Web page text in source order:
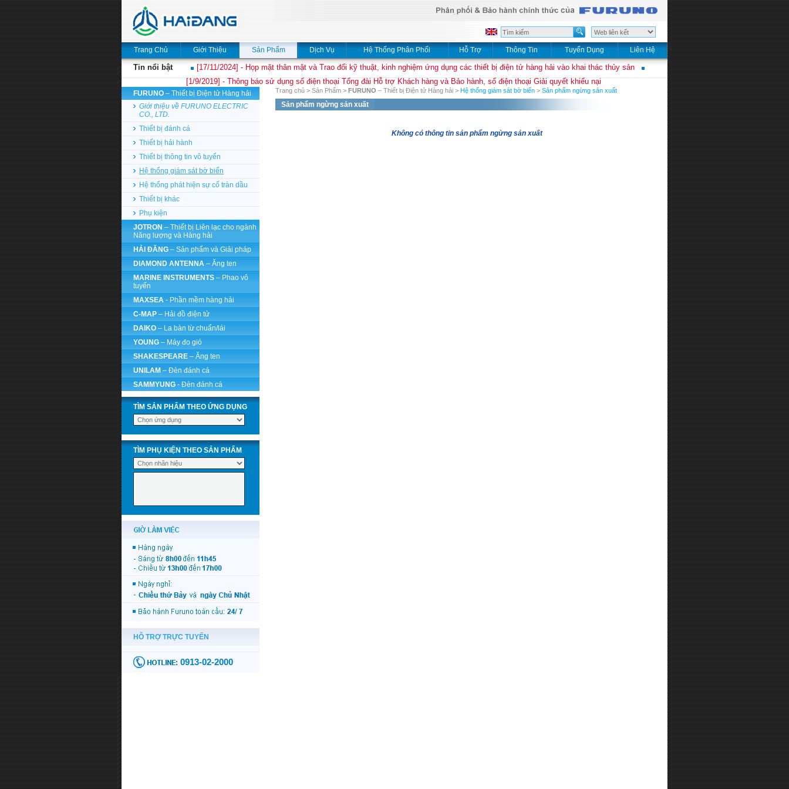
Trang Chủ Giới Thiệu Sản Phẩm Dịch Vụ Hệ Thống Phân Phối Hỗ Trợ Thông Tin Tuyển Dụng Liên Hệ
Tin nổi bật
[17/11/2024] - Họp mặt thân mật và Trao đổi kỹ thuật, kinh nghiệm ứng dụng các thiết bị điện tử hàng hải vào khai thác thủy sản
[1/9/2019] - Thông báo sử dụng số điện thoại Tổng đài Hỗ trợ Khách hàng và Bảo hành, số điện thoại Giải quyết khiếu nại
FURUNO – Thiết bị Điện tử Hàng hải
Giới thiệu về FURUNO ELECTRIC
CO., LTD.
Thiết bị đánh cá
Thiết bị hải hành
Thiết bị thông tin vô tuyến
Hệ thống giám sát bờ biển
Hệ thống phát hiện sự cố tràn dầu
Thiết bị khác
Phụ kiện
JOTRON – Thiết bị Liên lạc cho ngành
Năng lượng và Hàng hải
HẢI ĐĂNG – Sản phẩm và Giải pháp
DIAMOND ANTENNA – Ăng ten
MARINE INSTRUMENTS – Phao vô
tuyến
MAXSEA - Phần mềm hàng hải
C-MAP – Hải đồ điện tử
DAIKO – La bàn từ chuẩn/lái
YOUNG – Máy đo gió
SHAKESPEARE – Ăng ten
UNILAM – Đèn đánh cá
SAMMYUNG - Đèn đánh cá
TÌM SẢN PHẨM THEO ỨNG DỤNG
TÌM PHỤ KIỆN THEO SẢN PHẨM
Trang chủ > Sản Phẩm > FURUNO – Thiết bị Điện tử Hàng hải > Hệ thống giám sát bờ biển > Sản phẩm ngừng sản xuất
Sản phẩm ngừng sản xuất
Không có thông tin sản phẩm ngừng sản xuất